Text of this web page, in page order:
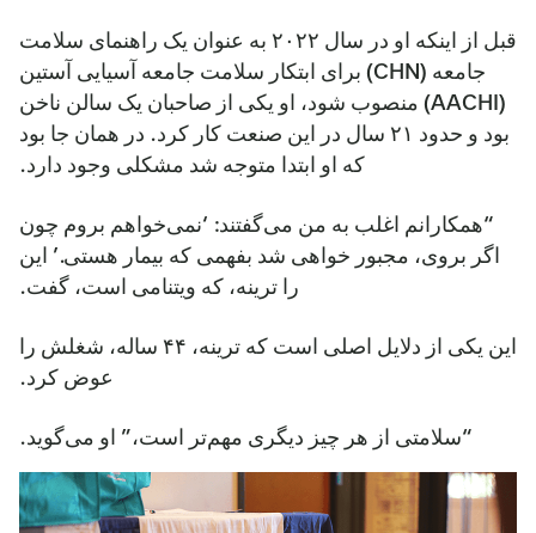
قبل از اینکه او در سال ۲۰۲۲ به عنوان یک راهنمای سلامت
جامعه (CHN) برای ابتکار سلامت جامعه آسیایی آستین
(AACHI) منصوب شود، او یکی از صاحبان یک سالن ناخن
بود و حدود ۲۱ سال در این صنعت کار کرد. در همان جا بود
که او ابتدا متوجه شد مشکلی وجود دارد.
“همکارانم اغلب به من می‌گفتند: ‘نمی‌خواهم بروم چون
اگر بروی، مجبور خواهی شد بفهمی که بیمار هستی.’ این
را ترینه، که ویتنامی است، گفت.
این یکی از دلایل اصلی است که ترینه، ۴۴ ساله، شغلش را
عوض کرد.
“سلامتی از هر چیز دیگری مهم‌تر است،” او می‌گوید.